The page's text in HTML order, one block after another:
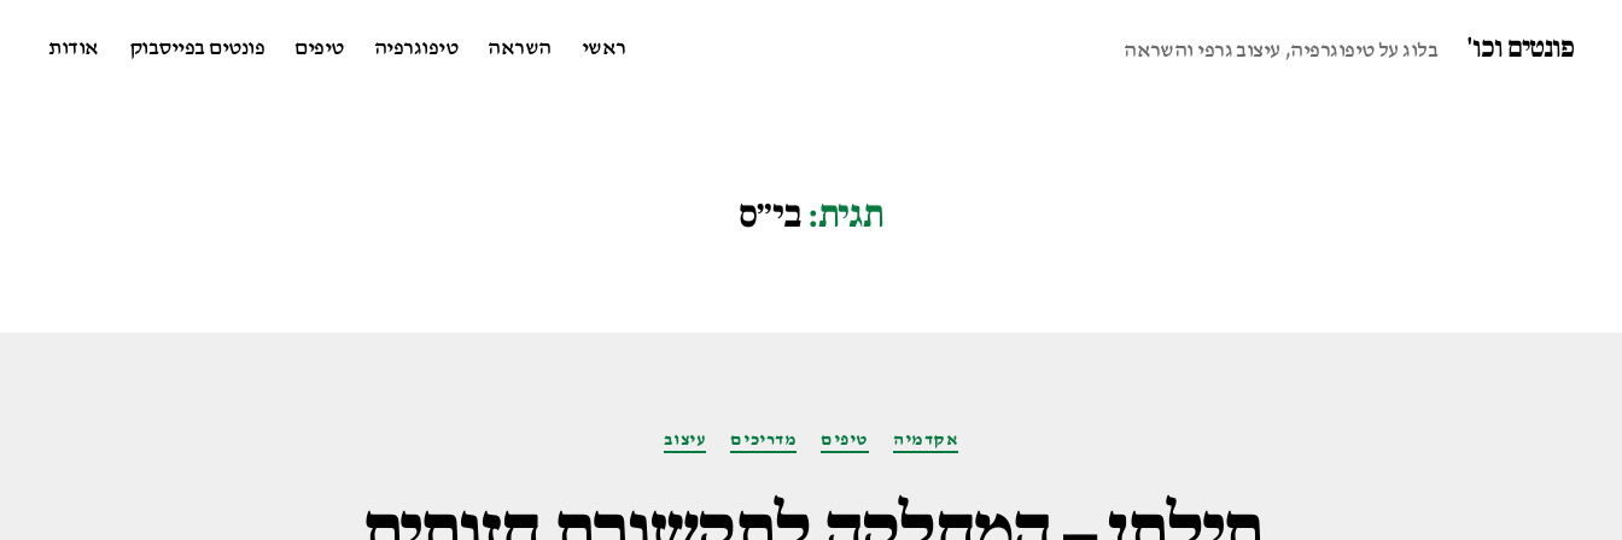
פונטים וכו' בלוג על טיפוגרפיה, עיצוב גרפי והשראה ראשי השראה טיפוגרפיה טיפים פונטים בפייסבוק אודות
תגית:בי״ס
אקדמיה טיפים מדריכים עיצוב